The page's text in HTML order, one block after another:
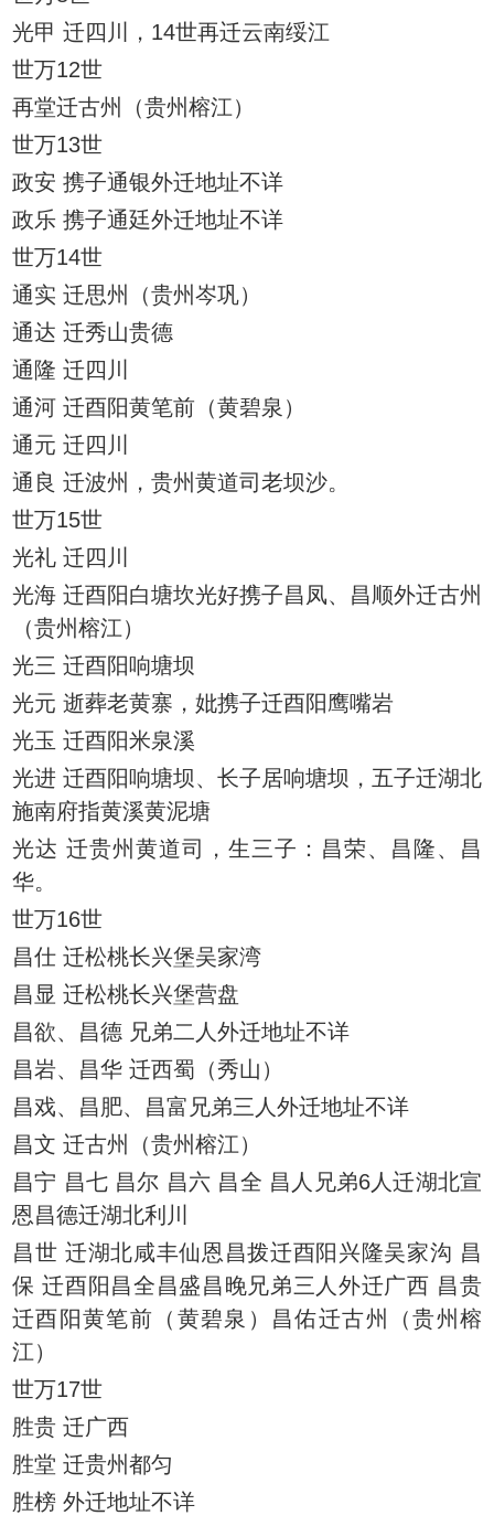
光甲 迁四川，14世再迁云南绥江
世万12世
再堂迁古州（贵州榕江）
世万13世
政安 携子通银外迁地址不详
政乐 携子通廷外迁地址不详
世万14世
通实 迁思州（贵州岑巩）
通达 迁秀山贵德
通隆 迁四川
通河 迁酉阳黄笔前（黄碧泉）
通元 迁四川
通良 迁波州，贵州黄道司老坝沙。
世万15世
光礼 迁四川
光海 迁酉阳白塘坎光好携子昌凤、昌顺外迁古州
（贵州榕江）
光三 迁酉阳响塘坝
光元 逝葬老黄寨，妣携子迁酉阳鹰嘴岩
光玉 迁酉阳米泉溪
光进 迁酉阳响塘坝、长子居响塘坝，五子迁湖北
施南府指黄溪黄泥塘
光达 迁贵州黄道司，生三子：昌荣、昌隆、昌
华。
世万16世
昌仕 迁松桃长兴堡吴家湾
昌显 迁松桃长兴堡营盘
昌欲、昌德 兄弟二人外迁地址不详
昌岩、昌华 迁西蜀（秀山）
昌戏、昌肥、昌富兄弟三人外迁地址不详
昌文 迁古州（贵州榕江）
昌宁 昌七 昌尔 昌六 昌全 昌人兄弟6人迁湖北宣
恩昌德迁湖北利川
昌世 迁湖北咸丰仙恩昌拨迁酉阳兴隆吴家沟 昌
保 迁酉阳昌全昌盛昌晚兄弟三人外迁广西 昌贵
迁酉阳黄笔前（黄碧泉）昌佑迁古州（贵州榕
江）
世万17世
胜贵 迁广西
胜堂 迁贵州都匀
胜榜 外迁地址不详